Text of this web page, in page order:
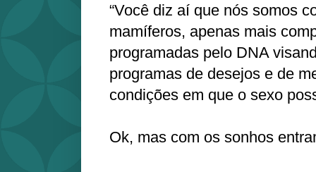
“Você diz aí que nós somos
mamíferos, apenas mais
programadas pelo DNA
programas de desejos e de
condições em que o sexo
Ok, mas com os sonhos